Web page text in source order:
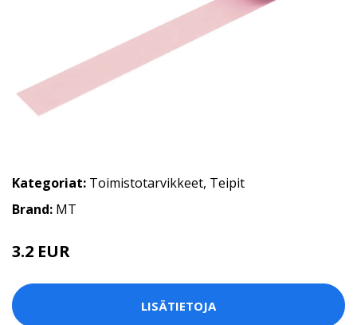
Kategoriat: Toimistotarvikkeet, Teipit
Brand: MT
3.2 EUR
LISÄTIETOJA